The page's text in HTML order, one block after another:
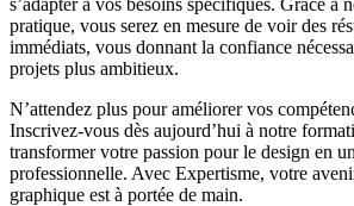
pratique, vous serez en mesure de voir des
immédiats, vous donnant la confiance
projets plus ambitieux.
N’attendez plus pour améliorer vos
Inscrivez-vous dès aujourd’hui à notre
transformer votre passion pour le design en
professionnelle. Avec Expertisme, votre
graphique est à portée de main.